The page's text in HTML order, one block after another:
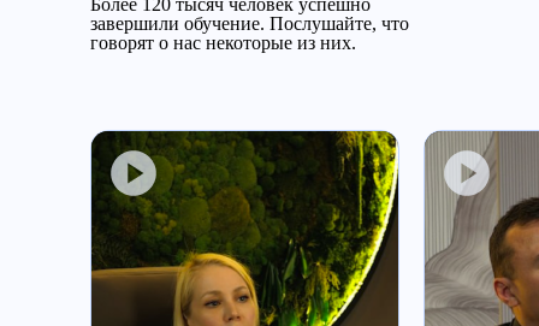
Более 120 тысяч человек успешно
завершили обучение. Послушайте, что
говорят о нас некоторые из них.